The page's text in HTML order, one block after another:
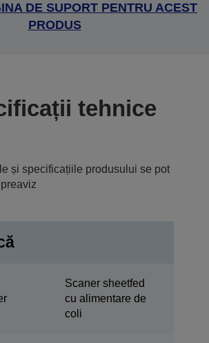
DE SUPORT PENTRU ACEST
PRODUS
tehnice
și specificațiile produsului se pot
Scaner sheetfed
cu alimentare de
coli